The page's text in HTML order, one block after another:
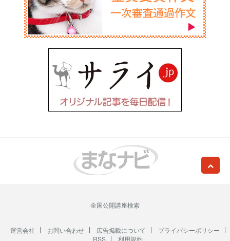
全国公開講座検索
運営会社 お問い合わせ 広告掲載について
プライバシーポリシー
RSS
利用規約